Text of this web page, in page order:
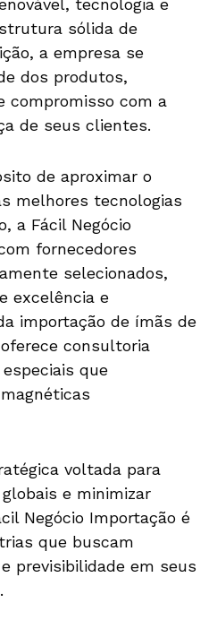
tecnologia e
sólida de
a empresa se
dos produtos,
compromisso com a
de seus clientes.
de aproximar o
melhores tecnologias
a Fácil Negócio
fornecedores
selecionados,
excelência e
importação de ímãs de
consultoria
que
voltada para
e minimizar
Negócio Importação é
que buscam
previsibilidade em seus